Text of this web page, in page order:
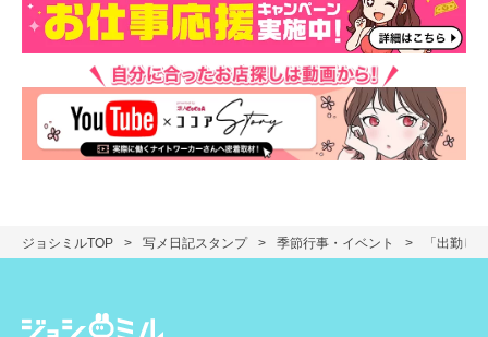
ジョシミルTOP 写メ日記スタンプ 季節行事・イベント 「出勤し